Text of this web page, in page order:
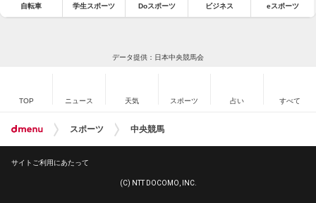
自転車 学生スポーツ Doスポーツ ビジネス eスポーツ
データ提供：日本中央競馬会
TOP ニュース 天気 スポーツ 占い すべて
スポーツ 中央競馬
サイトご利用にあたって
(C) NTT DOCOMO, INC.